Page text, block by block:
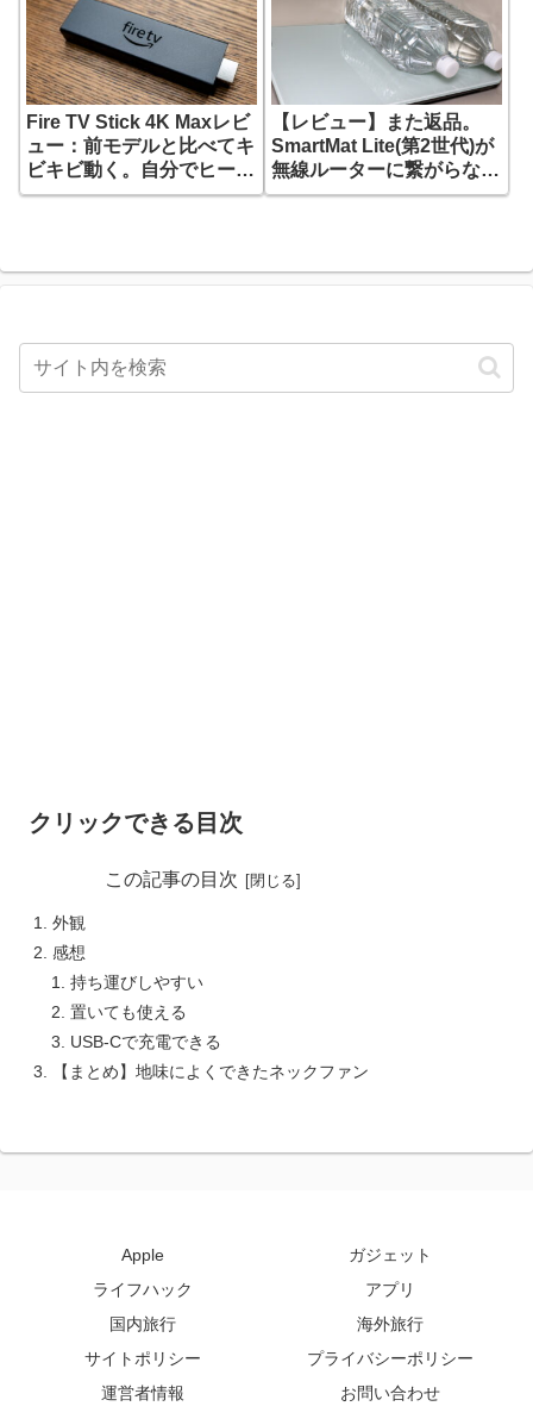
Fire TV Stick 4K Maxレビ
ュー：前モデルと比べてキ
ビキビ動く。自分でヒート
シンクつけたらカンペキ。
【レビュー】また返品。
SmartMat Lite(第2世代)が
無線ルーターに繋がらなか
った理由
クリックできる目次
この記事の目次
外観
感想
持ち運びしやすい
置いても使える
USB-Cで充電できる
【まとめ】地味によくできたネックファン
Apple
ガジェット
ライフハック
アプリ
国内旅行
海外旅行
サイトポリシー
プライバシーポリシー
運営者情報
お問い合わせ